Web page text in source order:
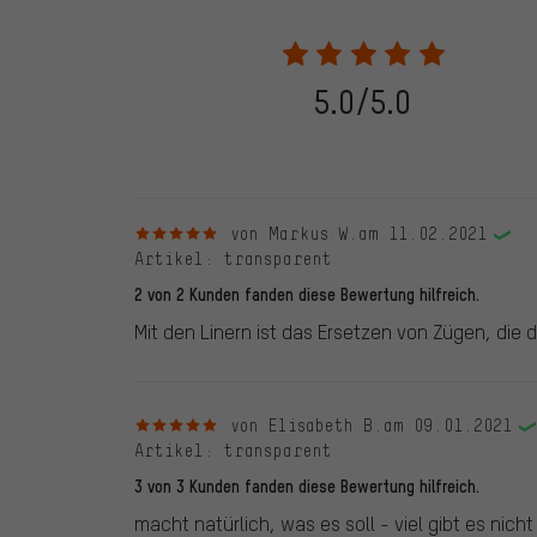
28.05.2022 werden nur Bewertungen veröffentlicht,
eine Bestellnummer angegeben wird. Wir schalten
frei. Alle verifizierten Bewertungen sind mit einem
dem 28.05.2022 und ab dem 28.05.2022. Vor dem
die bewertete Ware nicht bei uns gekauft haben.
veröffentlichen alle ordnungsgemäß abgegebenen
5.0/5.0
5 von 5 Sternenvon Markus W. am 11.02.2021
Artikel : transparent
2 von 2 Kunden fanden diese Bewertung hilfreich.
Mit den Linern ist das Ersetzen von Zügen, die
5 von 5 Sternenvon Elisabeth B. am 09.01.2021
Artikel : transparent
3 von 3 Kunden fanden diese Bewertung hilfreich.
macht natürlich, was es soll - viel gibt es